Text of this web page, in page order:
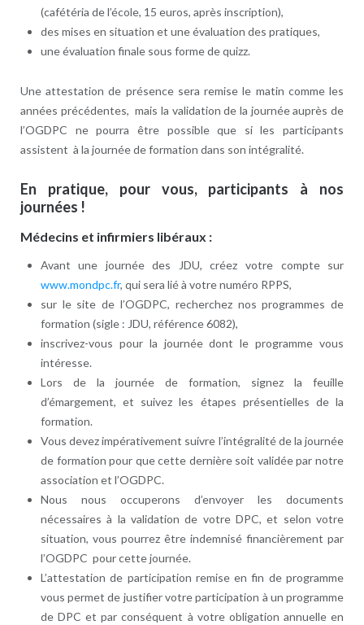
(cafétéria de l’école, 15 euros, après inscription),
des mises en situation et une évaluation des pratiques,
une évaluation finale sous forme de quizz.
Une attestation de présence sera remise le matin comme les
années précédentes, mais la validation de la journée auprès de
l’OGDPC ne pourra être possible que si les participants
assistent à la journée de formation dans son intégralité.
En pratique, pour vous, participants à nos
journées !
Médecins et infirmiers libéraux :
Avant une journée des JDU, créez votre compte sur
www.mondpc.fr, qui sera lié à votre numéro RPPS,
sur le site de l’OGDPC, recherchez nos programmes de
formation (sigle : JDU, référence 6082),
inscrivez-vous pour la journée dont le programme vous
intéresse.
Lors de la journée de formation, signez la feuille
d’émargement, et suivez les étapes présentielles de la
formation.
Vous devez impérativement suivre l’intégralité de la journée
de formation pour que cette dernière soit validée par notre
association et l’OGDPC.
Nous nous occuperons d’envoyer les documents
nécessaires à la validation de votre DPC, et selon votre
situation, vous pourrez être indemnisé financièrement par
l’OGDPC pour cette journée.
L’attestation de participation remise en fin de programme
vous permet de justifier votre participation à un programme
de DPC et par conséquent à votre obligation annuelle en